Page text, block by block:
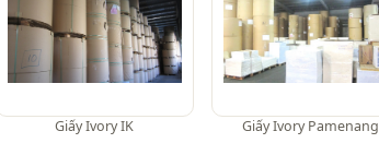
Giấy Ivory IK Giấy Ivory Pamenang